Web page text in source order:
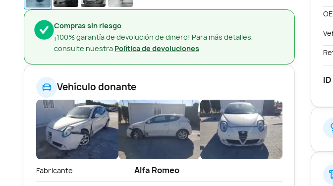
Compras sin riesgo
¡100% garantía de devolución de dinero! Para más detalles,
consulte nuestra Política de devoluciones
Vehículo donante
Fabricante Alfa Romeo